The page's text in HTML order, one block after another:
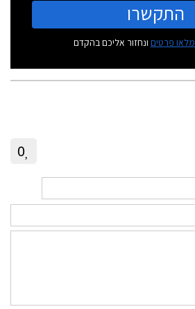
התקשרו
מלאו פרטים ונחזור אליכם בהקדם
0